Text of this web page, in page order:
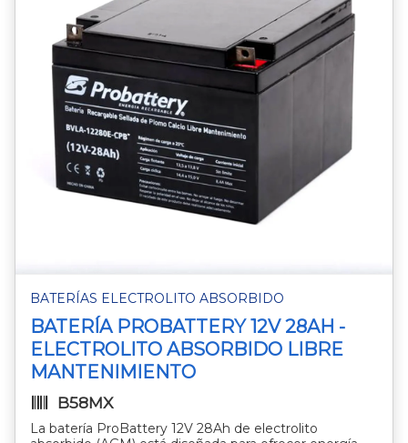
BATERÍAS ELECTROLITO ABSORBIDO
BATERÍA PROBATTERY 12V 28AH -
ELECTROLITO ABSORBIDO LIBRE
MANTENIMIENTO
B58MX
La batería ProBattery 12V 28Ah de electrolito